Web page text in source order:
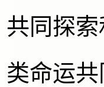
共同探
类命运